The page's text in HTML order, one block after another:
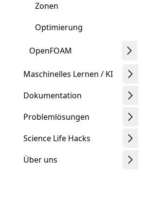
Zonen
Optimierung
OpenFOAM
Maschinelles Lernen / KI
Dokumentation
Problemlösungen
Science Life Hacks
Über uns